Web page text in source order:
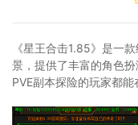
《星王合击1.85》是一
景，提供了丰富的角色
PVE副本探险的玩家都能